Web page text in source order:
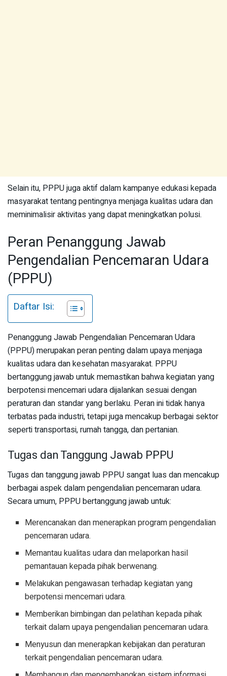
Selain itu, PPPU juga aktif dalam kampanye edukasi kepada
masyarakat tentang pentingnya menjaga kualitas udara dan
meminimalisir aktivitas yang dapat meningkatkan polusi.
Peran Penanggung Jawab
Pengendalian Pencemaran Udara
(PPPU)
Daftar Isi:
Penanggung Jawab Pengendalian Pencemaran Udara
(PPPU) merupakan peran penting dalam upaya menjaga
kualitas udara dan kesehatan masyarakat. PPPU
bertanggung jawab untuk memastikan bahwa kegiatan yang
berpotensi mencemari udara dijalankan sesuai dengan
peraturan dan standar yang berlaku. Peran ini tidak hanya
terbatas pada industri, tetapi juga mencakup berbagai sektor
seperti transportasi, rumah tangga, dan pertanian.
Tugas dan Tanggung Jawab PPPU
Tugas dan tanggung jawab PPPU sangat luas dan mencakup
berbagai aspek dalam pengendalian pencemaran udara.
Secara umum, PPPU bertanggung jawab untuk:
Merencanakan dan menerapkan program pengendalian
pencemaran udara.
Memantau kualitas udara dan melaporkan hasil
pemantauan kepada pihak berwenang.
Melakukan pengawasan terhadap kegiatan yang
berpotensi mencemari udara.
Memberikan bimbingan dan pelatihan kepada pihak
terkait dalam upaya pengendalian pencemaran udara.
Menyusun dan menerapkan kebijakan dan peraturan
terkait pengendalian pencemaran udara.